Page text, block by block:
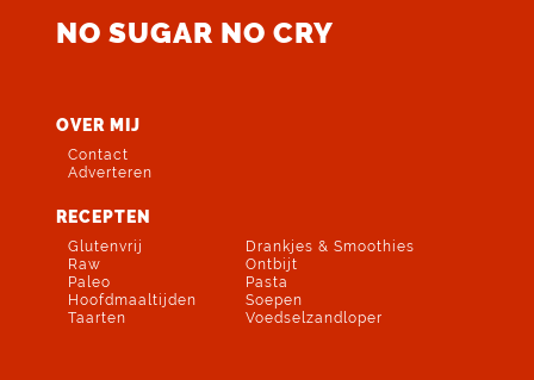
NO SUGAR NO CRY
OVER MIJ
Contact
Adverteren
RECEPTEN
Glutenvrij
Raw
Paleo
Hoofdmaaltijden
Taarten
Drankjes & Smoothies
Ontbijt
Pasta
Soepen
Voedselzandloper